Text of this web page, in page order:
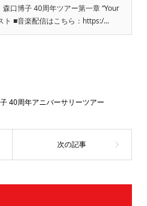
口博子 40周年ツアー第一章 “Your
ト ■音楽配信はこちら：https:/...
40周年アニバーサリーツアー